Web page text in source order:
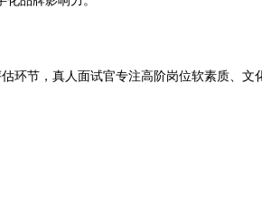
节，真人面试官专注高阶岗位软素质、文